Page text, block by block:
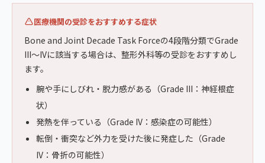
医療機関の受診をおすすめする症状
Bone and Joint Decade Task Forceの4段階分類でGrade
III〜IVに該当する場合は、整形外科等の受診をおすすめし
ます。
腕や手にしびれ・脱力感がある（Grade III：神経根症
状）
発熱を伴っている（Grade IV：感染症の可能性）
転倒・衝突など外力を受けた後に発症した（Grade
IV：骨折の可能性）